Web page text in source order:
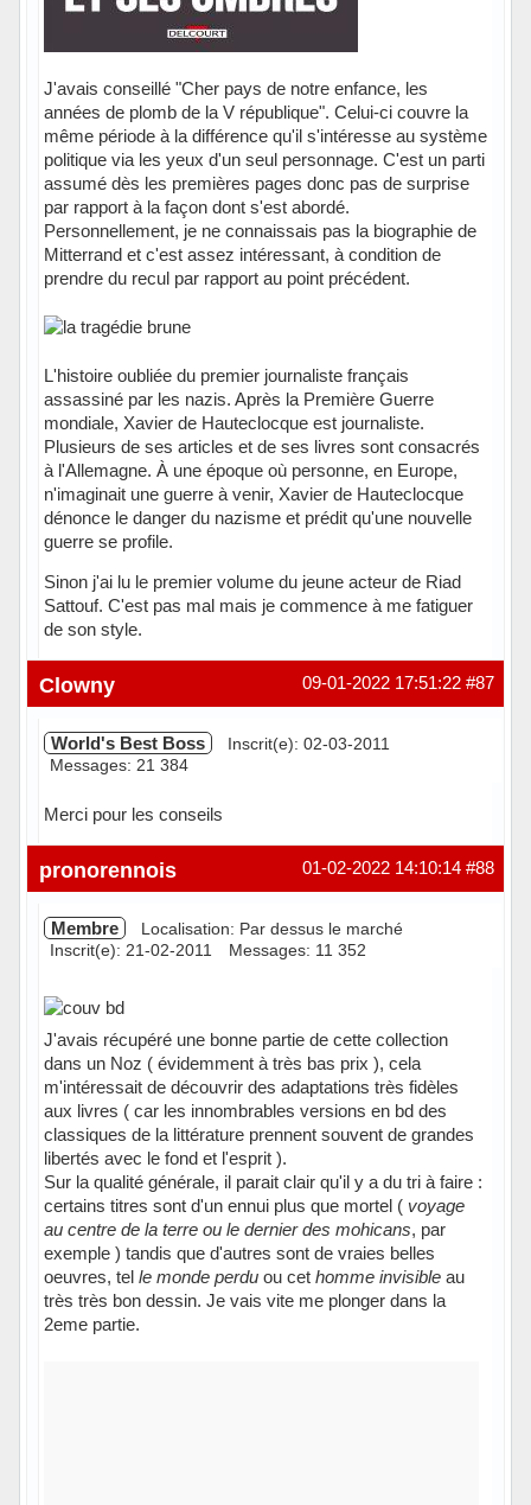
J'avais conseillé "Cher pays de notre enfance, les
années de plomb de la V république". Celui-ci couvre la
même période à la différence qu'il s'intéresse au système
politique via les yeux d'un seul personnage. C'est un parti
assumé dès les premières pages donc pas de surprise
par rapport à la façon dont s'est abordé.
Personnellement, je ne connaissais pas la biographie de
Mitterrand et c'est assez intéressant, à condition de
prendre du recul par rapport au point précédent.
L'histoire oubliée du premier journaliste français
assassiné par les nazis. Après la Première Guerre
mondiale, Xavier de Hauteclocque est journaliste.
Plusieurs de ses articles et de ses livres sont consacrés
à l'Allemagne. À une époque où personne, en Europe,
n'imaginait une guerre à venir, Xavier de Hauteclocque
dénonce le danger du nazisme et prédit qu'une nouvelle
guerre se profile.
Sinon j'ai lu le premier volume du jeune acteur de Riad
Sattouf. C'est pas mal mais je commence à me fatiguer
de son style.
Hors ligne #87
09-01-2022 17:51:22
Clowny
World's Best Boss
Inscrit(e): 02-03-2011
Messages: 21 384
Merci pour les conseils
Hors ligne #88
01-02-2022 14:10:14
pronorennois
Membre
Localisation: Par dessus le marché
Inscrit(e): 21-02-2011
Messages: 11 352
J'avais récupéré une bonne partie de cette collection
dans un Noz ( évidemment à très bas prix ), cela
m'intéressait de découvrir des adaptations très fidèles
aux livres ( car les innombrables versions en bd des
classiques de la littérature prennent souvent de grandes
libertés avec le fond et l'esprit ).
Sur la qualité générale, il parait clair qu'il y a du tri à faire :
certains titres sont d'un ennui plus que mortel ( voyage
au centre de la terre ou le dernier des mohicans, par
exemple ) tandis que d'autres sont de vraies belles
oeuvres, tel le monde perduou cet homme invisibleau
très très bon dessin. Je vais vite me plonger dans la
2eme partie.